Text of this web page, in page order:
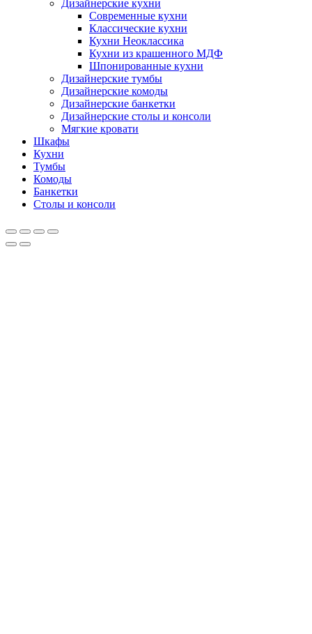
Дизайнерские кухни
Современные кухни
Классические кухни
Кухни Неоклассика
Кухни из крашенного МДФ
Шпонированные кухни
Дизайнерские тумбы
Дизайнерские комоды
Дизайнерские банкетки
Дизайнерские столы и консоли
Мягкие кровати
Шкафы
Кухни
Тумбы
Комоды
Банкетки
Столы и консоли